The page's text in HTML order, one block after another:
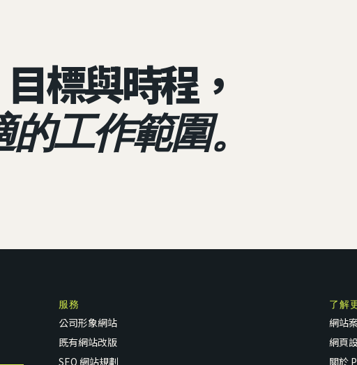
標與時程，
工作範圍。
服務
公司形象網站
既有網站改版
SEO 網站規劃
了解
網站
網頁
關於